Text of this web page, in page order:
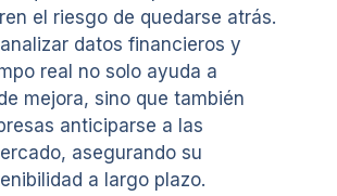
el riesgo de quedarse atrás.
datos financieros y
real no solo ayuda a
mejora, sino que también
anticiparse a las
asegurando su
a largo plazo.